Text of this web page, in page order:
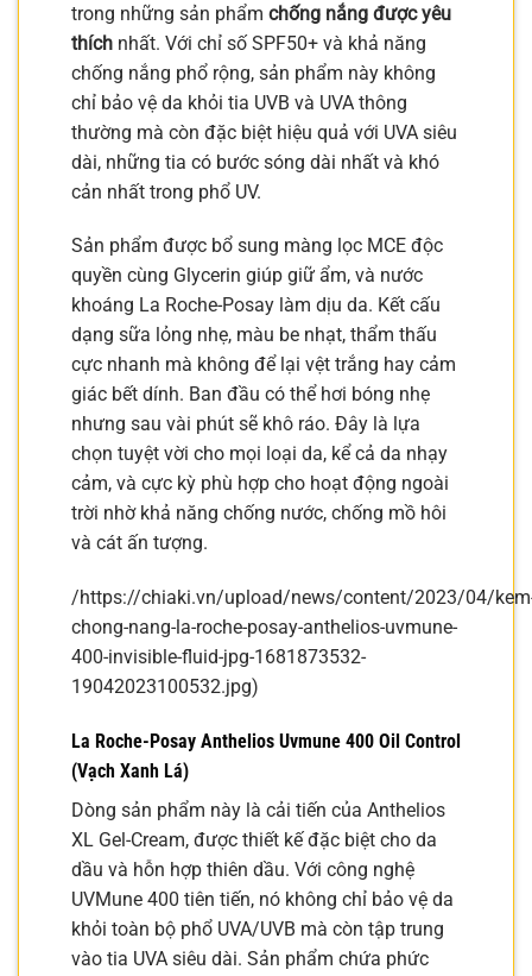
trong những sản phẩm chống nắng được yêu
thích nhất. Với chỉ số SPF50+ và khả năng
chống nắng phổ rộng, sản phẩm này không
chỉ bảo vệ da khỏi tia UVB và UVA thông
thường mà còn đặc biệt hiệu quả với UVA siêu
dài, những tia có bước sóng dài nhất và khó
cản nhất trong phổ UV.
Sản phẩm được bổ sung màng lọc MCE độc
quyền cùng Glycerin giúp giữ ẩm, và nước
khoáng La Roche-Posay làm dịu da. Kết cấu
dạng sữa lỏng nhẹ, màu be nhạt, thẩm thấu
cực nhanh mà không để lại vệt trắng hay cảm
giác bết dính. Ban đầu có thể hơi bóng nhẹ
nhưng sau vài phút sẽ khô ráo. Đây là lựa
chọn tuyệt vời cho mọi loại da, kể cả da nhạy
cảm, và cực kỳ phù hợp cho hoạt động ngoài
trời nhờ khả năng chống nước, chống mồ hôi
và cát ấn tượng.
/https://chiaki.vn/upload/news/content/2023/04/
chong-nang-la-roche-posay-anthelios-uvmune-
400-invisible-fluid-jpg-1681873532-
19042023100532.jpg)
La Roche-Posay Anthelios Uvmune 400 Oil Control
(Vạch Xanh Lá)
Dòng sản phẩm này là cải tiến của Anthelios
XL Gel-Cream, được thiết kế đặc biệt cho da
dầu và hỗn hợp thiên dầu. Với công nghệ
UVMune 400 tiên tiến, nó không chỉ bảo vệ da
khỏi toàn bộ phổ UVA/UVB mà còn tập trung
vào tia UVA siêu dài. Sản phẩm chứa phức